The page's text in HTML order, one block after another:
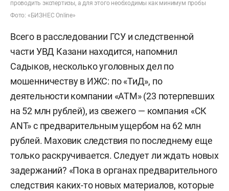
проводить экспертизы, а для этого необходимы как минимум пробы
Фото: «БИЗНЕС Online»
Всего в расследовании ГСУ и следственной
части УВД Казани находится, напомнил
Садыков, несколько уголовных дел по
мошенничеству в ИЖС: по «ТиД», по
деятельности компании «АТМ» (23 потерпевших
на 52 млн рублей), из свежего — компания «СК
ANT» с предварительным ущербом на 62 млн
рублей. Маховик следствия по последнему еще
только раскручивается. Следует ли ждать новых
задержаний? «Пока в органах предварительного
следствия каких-то новых материалов, которые